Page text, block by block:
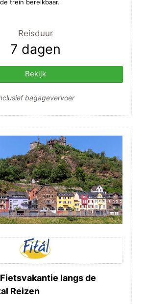
trein bereikbaar.
Reisduur
7 dagen
Bekijk
bagagevervoer
langs de
Reizen